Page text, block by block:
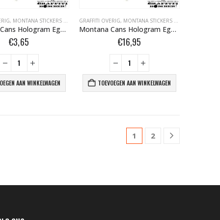
, MONTANA STICKERS BOMBER.NL
Montana Cans Hologram Egg2 Shell Stickers 10st 466235
€3,65
AAN WINKELWAGEN
GRAFFITI OVERIG, MONTANA STICKERS BOMBER.NL
Montana Cans Hologram Egg3 Shell Stickers 50st 466236
€16,95
TOEVOEGEN AAN WINKELWAGEN
1 2
out of 5
€ 1,95